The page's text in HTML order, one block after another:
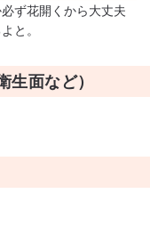
ず花開くから大丈夫
と。
面など）